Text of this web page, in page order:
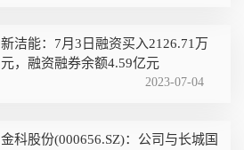
新洁能：7月3日融资买入2126.71万
元，融资融券余额4.59亿元
2023-07-04
金科股份(000656.SZ)：公司与长城国